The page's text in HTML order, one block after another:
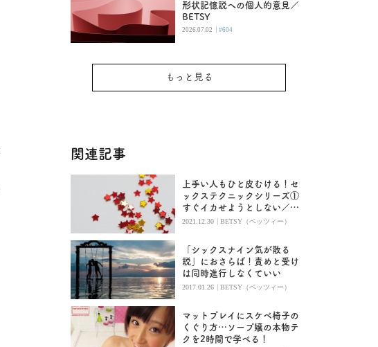
形状記憶説への個人的意見／
BETSY
2026.07.02 | #604
もっと見る
関連記事
上手い人もひと皮むける！セ
ックステクニックシリーズ①
すぐイカせようとしない／
Betsy
2021.12.30 | BETSY（ベッツィー）
「シックスナイン気が散る
説」におさらば！責めと受け
は同時進行しなくていい
2017.01.26 | BETSY（ベッツィー）
マットプレイにスケベ椅子の
くぐり方…ソープ嬢の本物テ
クを2時間で学べる！